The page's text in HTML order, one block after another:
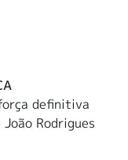
definitiva
Rodrigues